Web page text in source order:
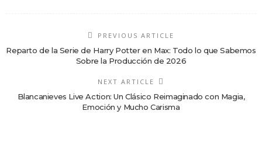
PREVIOUS ARTICLE
Reparto de la Serie de Harry Potter en Max: Todo lo que Sabemos
Sobre la Producción de 2026
NEXT ARTICLE
Blancanieves Live Action: Un Clásico Reimaginado con Magia,
Emoción y Mucho Carisma